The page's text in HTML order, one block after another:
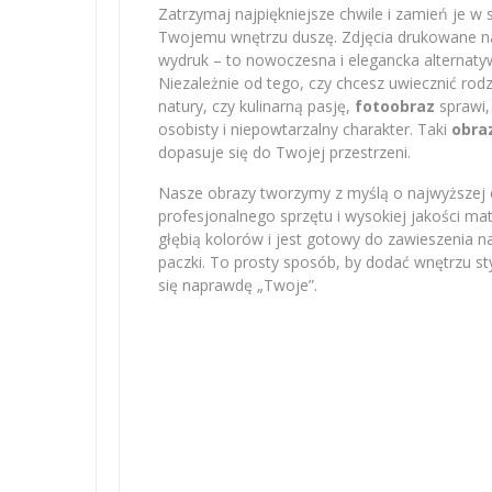
Zatrzymaj najpiękniejsze chwile i zamień je w
Twojemu wnętrzu duszę. Zdjęcia drukowane
wydruk – to nowoczesna i elegancka
Niezależnie od tego, czy chcesz uwiecznić
natury, czy kulinarną pasję, fotoobraz
osobisty i niepowtarzalny charakter. Taki
dopasuje się do Twojej przestrzeni.
Nasze obrazy tworzymy z myślą o
profesjonalnego sprzętu i wysokiej jakości
głębią kolorów i jest gotowy do zawieszenia
paczki. To prosty sposób, by dodać wnętrzu
się naprawdę „Twoje”.